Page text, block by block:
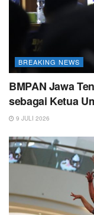
BREAKING NEWS
BMPAN Jawa
sebagai Ketua
9 JULI 2026